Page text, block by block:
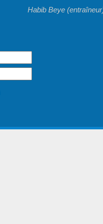
Habib Beye